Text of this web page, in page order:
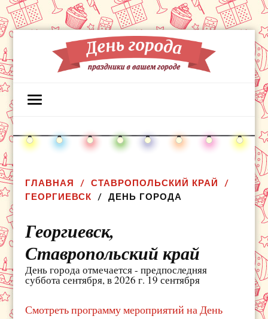
ГЛАВНАЯ
СТАВРОПОЛЬСКИЙ КРАЙ
ГЕОРГИЕВСК
ДЕНЬ ГОРОДА
Георгиевск,
Ставропольский край
День города отмечается - предпоследняя
суббота сентября, в 2026 г. 19 сентября
Смотреть программу мероприятий на День